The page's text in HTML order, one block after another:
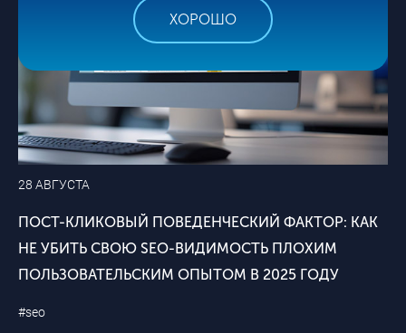
28 АВГУСТА
ПОСТ-КЛИКОВЫЙ ПОВЕДЕНЧЕСКИЙ ФАКТОР: КАК
НЕ УБИТЬ СВОЮ SEO-ВИДИМОСТЬ ПЛОХИМ
ПОЛЬЗОВАТЕЛЬСКИМ ОПЫТОМ В 2025 ГОДУ
#seo
ХОРОШО